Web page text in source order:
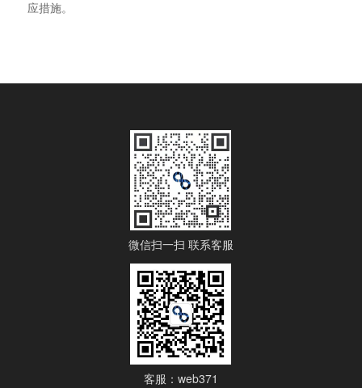
应措施。
微信扫一扫 联系客服
客服：web371